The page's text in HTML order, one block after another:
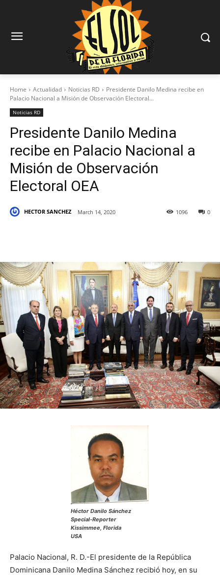
Home Actualidad Noticias RD
Presidente Danilo Medina recibe en
Palacio Nacional a Misión de Observación Electoral...
Noticias RD
Presidente Danilo Medina
recibe en Palacio Nacional a
Misión de Observación
Electoral OEA
HECTOR SANCHEZ March 14, 2020 0
1096
Héctor Danilo Sánchez
Special-Reporter
Kissimmee, Florida
USA
Palacio Nacional, R. D.-El presidente de la República
Dominicana Danilo Medina Sánchez recibió hoy, en su